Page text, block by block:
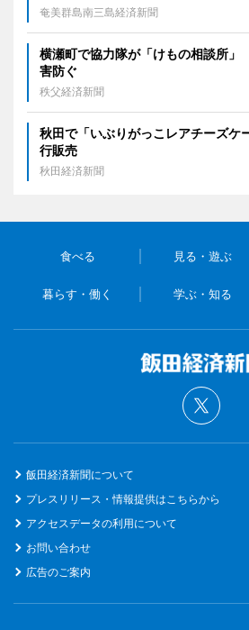
奄美群島南三島経済新聞
横瀬町で協力隊が「けもの相談所
害防ぐ
秩父経済新聞
秋田で「いぶりがっこレアチーズ
行販売
秋田経済新聞
食べる 見る・遊ぶ
暮らす・働く 学ぶ・知る
飯田経済新聞について
プレスリリース・情報提供はこちらから
アクセスデータの利用について
お問い合わせ
広告のご案内